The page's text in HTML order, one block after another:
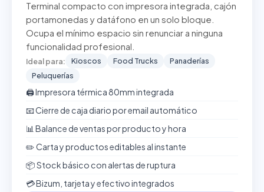
Terminal compacto con impresora integrada, cajón
portamonedas y datáfono en un solo bloque.
Ocupa el mínimo espacio sin renunciar a ninguna
funcionalidad profesional.
Ideal para: Kioscos Food Trucks
Panaderías
Peluquerías
🖨️ Impresora térmica 80mm integrada
📧 Cierre de caja diario por email automático
📊 Balance de ventas por producto y hora
✏️ Carta y productos editables al instante
📦 Stock básico con alertas de ruptura
💳 Bizum, tarjeta y efectivo integrados